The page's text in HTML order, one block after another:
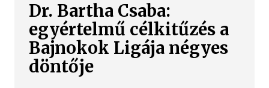
Dr. Bartha Csaba:
egyértelmű célkitűzés a
Bajnokok Ligája négyes
döntője